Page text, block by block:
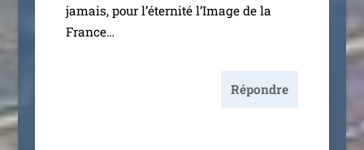
jamais, pour l’éternité l’Image de la
France…
Répondre